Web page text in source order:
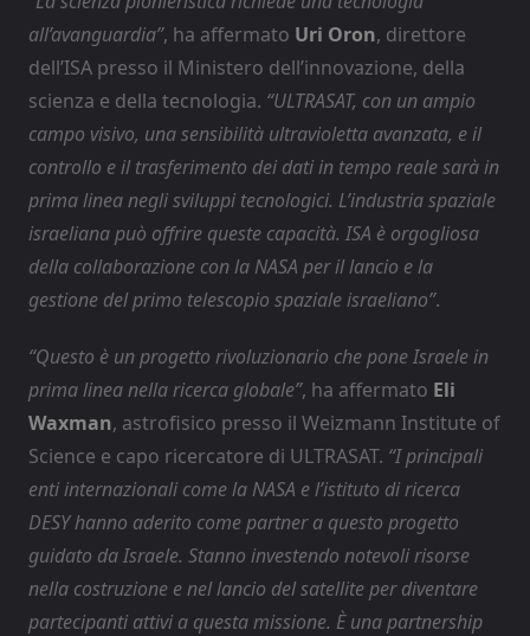
all’avanguardia”, ha affermato Uri Oron, direttore
dell’ISA presso il Ministero dell’innovazione, della
scienza e della tecnologia. “ULTRASAT, con un ampio
campo visivo, una sensibilità ultravioletta avanzata, e il
controllo e il trasferimento dei dati in tempo reale sarà in
prima linea negli sviluppi tecnologici. L’industria spaziale
israeliana può offrire queste capacità. ISA è orgogliosa
della collaborazione con la NASA per il lancio e la
gestione del primo telescopio spaziale israeliano”.
“Questo è un progetto rivoluzionario che pone Israele in
prima linea nella ricerca globale”, ha affermato Eli
Waxman, astrofisico presso il Weizmann Institute of
Science e capo ricercatore di ULTRASAT. “I principali
enti internazionali come la NASA e l’istituto di ricerca
DESY hanno aderito come partner a questo progetto
guidato da Israele. Stanno investendo notevoli risorse
nella costruzione e nel lancio del satellite per diventare
partecipanti attivi a questa missione. È una partnership